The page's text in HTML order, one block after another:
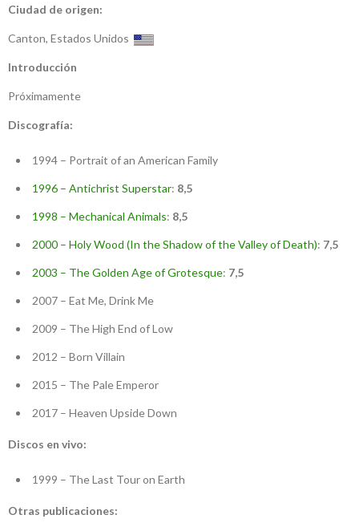
Ciudad de origen:
Canton, Estados Unidos
Introducción
Próximamente
Discografía:
1994 – Portrait of an American Family
1996 – Antichrist Superstar: 8,5
1998 – Mechanical Animals: 8,5
2000 – Holy Wood (In the Shadow of the Valley of Death): 7,5
2003 – The Golden Age of Grotesque: 7,5
2007 – Eat Me, Drink Me
2009 – The High End of Low
2012 – Born Villain
2015 – The Pale Emperor
2017 – Heaven Upside Down
Discos en vivo:
1999 – The Last Tour on Earth
Otras publicaciones: